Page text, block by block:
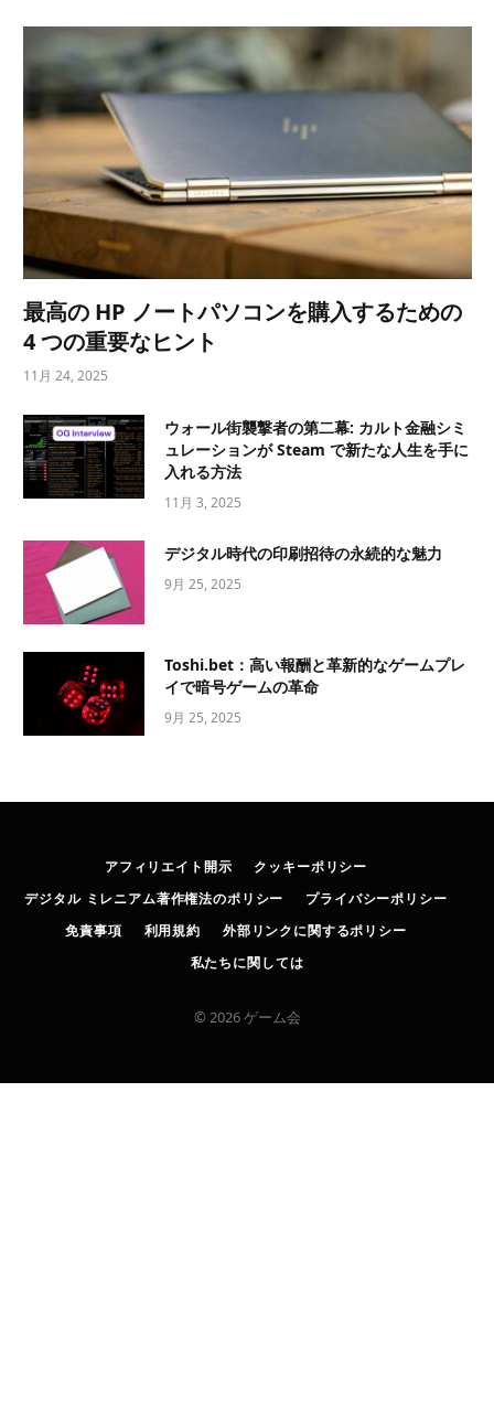
最高の HP ノートパソコンを購入するための
4 つの重要なヒント
11月 24, 2025
ウォール街襲撃者の第二幕: カルト金融シミ
ュレーションが Steam で新たな人生を手に
入れる方法
11月 3, 2025
デジタル時代の印刷招待の永続的な魅力
9月 25, 2025
Toshi.bet：高い報酬と革新的なゲームプレ
イで暗号ゲームの革命
9月 25, 2025
アフィリエイト開示
クッキーポリシー
デジタル ミレニアム著作権法のポリシー
プライバシーポリシー
免責事項
利用規約
外部リンクに関するポリシー
私たちに関しては
© 2026 ゲーム会